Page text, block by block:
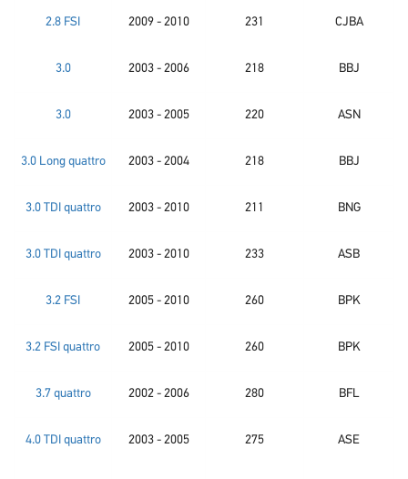
2.8 FSI 2009 - 2010 231 CJBA
3.0 2003 - 2006 218 BBJ
3.0 2003 - 2005 220 ASN
3.0 Long quattro 2003 - 2004 218 BBJ
3.0 TDI quattro 2003 - 2010 211 BNG
3.0 TDI quattro 2003 - 2010 233 ASB
3.2 FSI 2005 - 2010 260 BPK
3.2 FSI quattro 2005 - 2010 260 BPK
3.7 quattro 2002 - 2006 280 BFL
4.0 TDI quattro 2003 - 2005 275 ASE